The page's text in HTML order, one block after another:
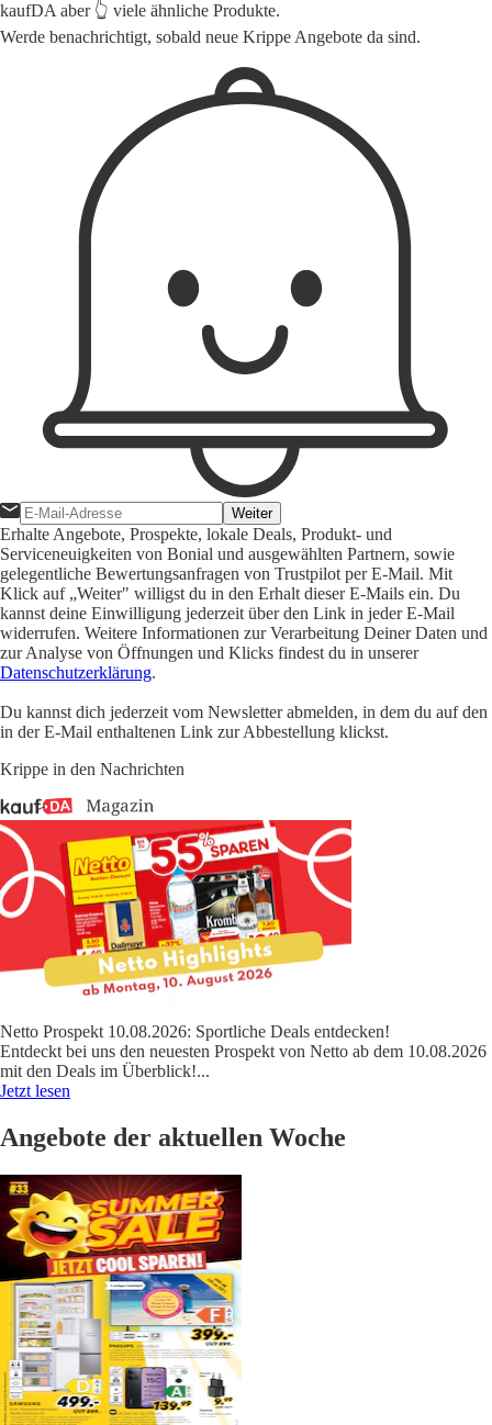
kaufDA aber 👆 viele ähnliche Produkte.
Werde benachrichtigt, sobald neue Krippe Angebote da sind.
Weiter
Erhalte Angebote, Prospekte, lokale Deals, Produkt- und
Serviceneuigkeiten von Bonial und ausgewählten Partnern, sowie
gelegentliche Bewertungsanfragen von Trustpilot per E-Mail. Mit
Klick auf „Weiter" willigst du in den Erhalt dieser E-Mails ein. Du
kannst deine Einwilligung jederzeit über den Link in jeder E-Mail
widerrufen. Weitere Informationen zur Verarbeitung Deiner Daten und
zur Analyse von Öffnungen und Klicks findest du in unserer
Datenschutzerklärung.
Du kannst dich jederzeit vom Newsletter abmelden, in dem du auf den
in der E-Mail enthaltenen Link zur Abbestellung klickst.
Krippe in den Nachrichten
Netto Prospekt 10.08.2026: Sportliche Deals entdecken!
Entdeckt bei uns den neuesten Prospekt von Netto ab dem 10.08.2026
mit den Deals im Überblick!...
Jetzt lesen
Angebote der aktuellen Woche